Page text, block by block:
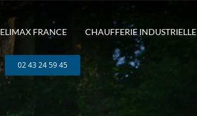
ELIMAX FRANCE CHAUFFERIE INDUSTRIELLE
02 43 24 59 45